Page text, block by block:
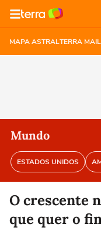
MAPA ASTRALTERRA MAIL
Mundo
ESTADOS UNIDOS
O crescente
que quer o